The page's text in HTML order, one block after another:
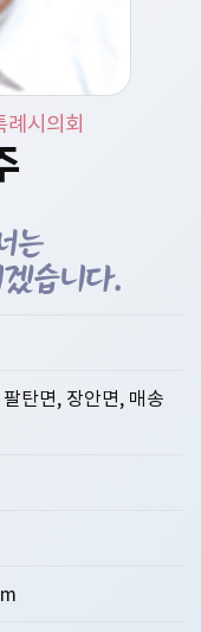
시의회
탄면, 장안면, 매송